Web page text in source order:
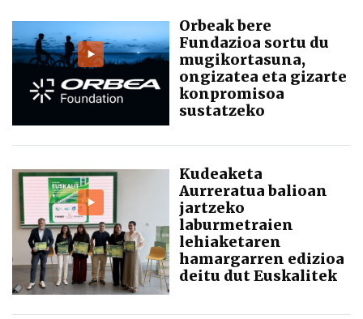
Orbeak bere
Fundazioa sortu du
mugikortasuna,
ongizatea eta gizarte
konpromisoa
sustatzeko
Kudeaketa
Aurreratua balioan
jartzeko
laburmetraien
lehiaketaren
hamargarren edizioa
deitu dut Euskalitek